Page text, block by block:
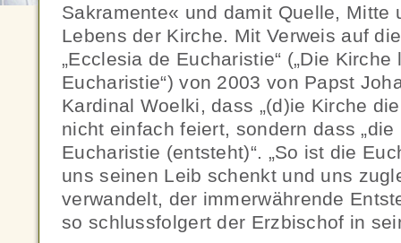
Sakramente« und damit Quelle, Mitte
Lebens der Kirche. Mit Verweis auf
„Ecclesia de Eucharistie“ („Die Kirche
Eucharistie“) von 2003 von Papst
Kardinal Woelki, dass „(d)ie Kirche
nicht einfach feiert, sondern dass
Eucharistie (entsteht)“. „So ist die
uns seinen Leib schenkt und uns
verwandelt, der immerwährende
so schlussfolgert der Erzbischof in